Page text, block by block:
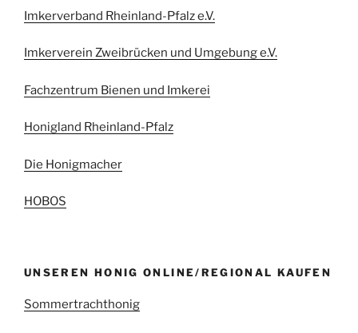
Imkerverband Rheinland-Pfalz e.V.
Imkerverein Zweibrücken und Umgebung e.V.
Fachzentrum Bienen und Imkerei
Honigland Rheinland-Pfalz
Die Honigmacher
HOBOS
UNSEREN HONIG ONLINE/REGIONAL KAUFEN
Sommertrachthonig